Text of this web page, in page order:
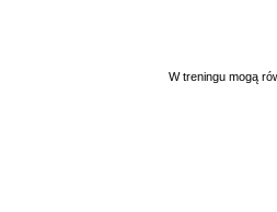
W treningu mogą